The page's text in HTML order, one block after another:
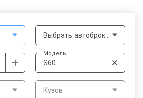
Модель
×
S60
Кузов